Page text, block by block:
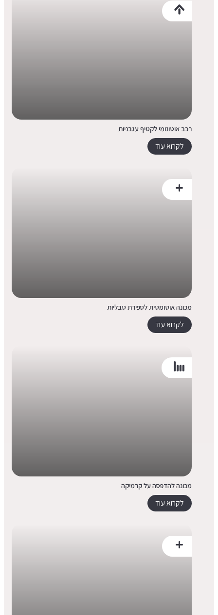
רכב אוטונומי לקטיף עגבניות
לקרוא עוד
מכונה אוטומטית לספירת טבליות
לקרוא עוד
מכונה להדפסה על קרמיקה
לקרוא עוד